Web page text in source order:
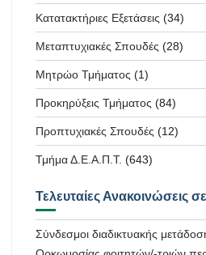
Κατατακτήριες Εξετάσεις (34)
Μεταπτυχιακές Σπουδές (28)
Μητρώο Τμήματος (1)
Προκηρύξεις Τμήματος (84)
Προπτυχιακές Σπουδές (12)
Τμήμα Δ.Ε.Α.Π.Τ. (643)
Τελευταίες Ανακοινώσεις
Σύνδεσμοι διαδικτυακής